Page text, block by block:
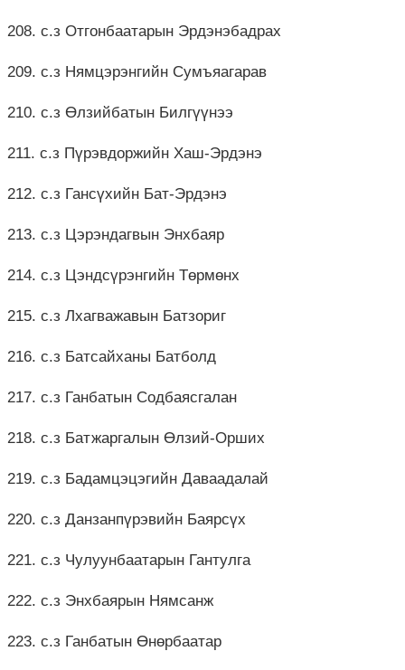
208. с.з Отгонбаатарын Эрдэнэбадрах
209. с.з Нямцэрэнгийн Сумъяагарав
210. с.з Өлзийбатын Билгүүнээ
211. с.з Пүрэвдоржийн Хаш-Эрдэнэ
212. с.з Гансүхийн Бат-Эрдэнэ
213. с.з Цэрэндагвын Энхбаяр
214. с.з Цэндсүрэнгийн Төрмөнх
215. с.з Лхагважавын Батзориг
216. с.з Батсайханы Батболд
217. с.з Ганбатын Содбаясгалан
218. с.з Батжаргалын Өлзий-Орших
219. с.з Бадамцэцэгийн Даваадалай
220. с.з Данзанпүрэвийн Баярсүх
221. с.з Чулуунбаатарын Гантулга
222. с.з Энхбаярын Нямсанж
223. с.з Ганбатын Өнөрбаатар